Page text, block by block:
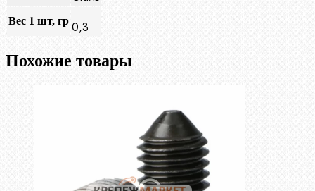
Вес 1 шт, гр 0,3
Похожие товары